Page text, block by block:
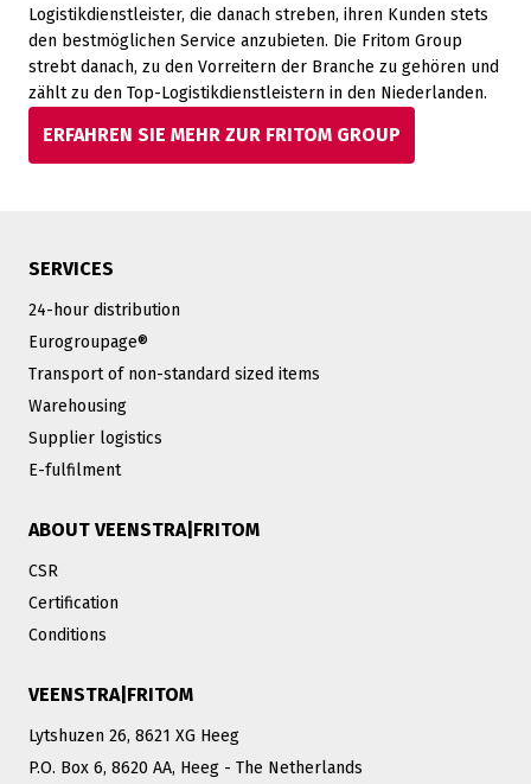
Logistikdienstleister, die danach streben, ihren Kunden stets
den bestmöglichen Service anzubieten. Die Fritom Group
strebt danach, zu den Vorreitern der Branche zu gehören und
zählt zu den Top-Logistikdienstleistern in den Niederlanden.
ERFAHREN SIE MEHR ZUR FRITOM GROUP
SERVICES
24-hour distribution
Eurogroupage®
Transport of non-standard sized items
Warehousing
Supplier logistics
E-fulfilment
ABOUT VEENSTRA|FRITOM
CSR
Certification
Conditions
VEENSTRA|FRITOM
Lytshuzen 26, 8621 XG Heeg
P.O. Box 6, 8620 AA, Heeg - The Netherlands